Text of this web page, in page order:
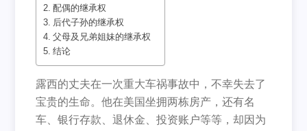
配偶的继承权
后代子孙的继承权
父母及兄弟姐妹的继承权
结论
露西的丈夫在一次重大车祸事故中，不幸失去了
宝贵的生命。他在美国坐拥两栋房产，还有名
车、银行存款、退休金、投资账户等等，却因为